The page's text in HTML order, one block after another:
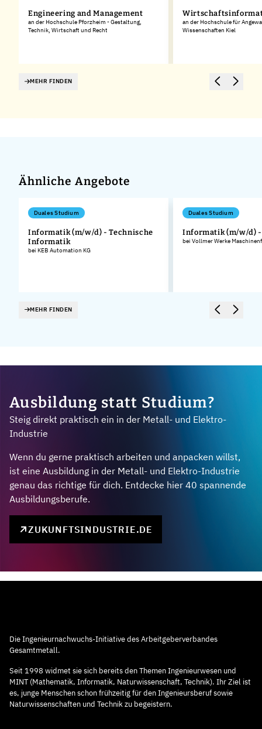
Engineering and Management
an der Hochschule Pforzheim - Gestaltung,
Technik, Wirtschaft und Recht
an der Hochschule für
Wissenschaften Kiel
MEHR FINDEN
Ähnliche Angebote
Duales Studium
Informatik (m/w/d) - Technische
Informatik
bei KEB Automation KG
Duales Studium
Informatik (m/w/d)
bei Vollmer Werke
MEHR FINDEN
Ausbildung statt Studium?
Steig direkt praktisch ein in der Metall- und Elektro-
Industrie
Wenn du gerne praktisch arbeiten und anpacken willst,
ist eine Ausbildung in der Metall- und Elektro-Industrie
genau das richtige für dich. Entdecke hier 40 spannende
Ausbildungsberufe.
ZUKUNFTSINDUSTRIE.DE
Die Ingenieurnachwuchs-Initiative des Arbeitgeberverbandes
Gesamtmetall.
Seit 1998 widmet sie sich bereits den Themen Ingenieurwesen und
MINT (Mathematik, Informatik, Naturwissenschaft, Technik). Ihr Ziel ist
es, junge Menschen schon frühzeitig für den Ingenieursberuf sowie
Naturwissenschaften und Technik zu begeistern.